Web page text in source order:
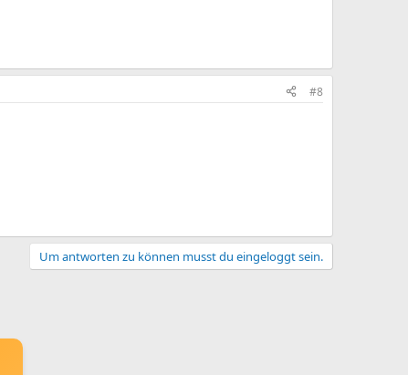
#8
Um antworten zu können musst du eingeloggt sein.